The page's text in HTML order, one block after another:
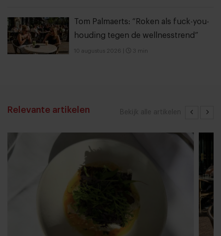
Tom Palmaerts: “Roken als fuck-you-
houding tegen de wellnesstrend”
10 augustus 2026 3 min
Bekijk alle artikelen
Relevante artikelen